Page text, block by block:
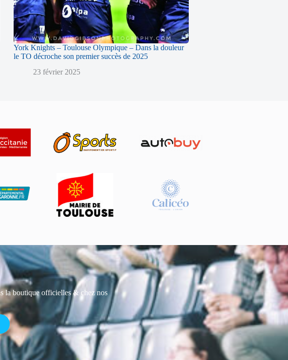
York Knights – Toulouse Olympique – Dans la douleur
le TO décroche son premier succès de 2025
23 février 2025
la boutique officielles & chez nos